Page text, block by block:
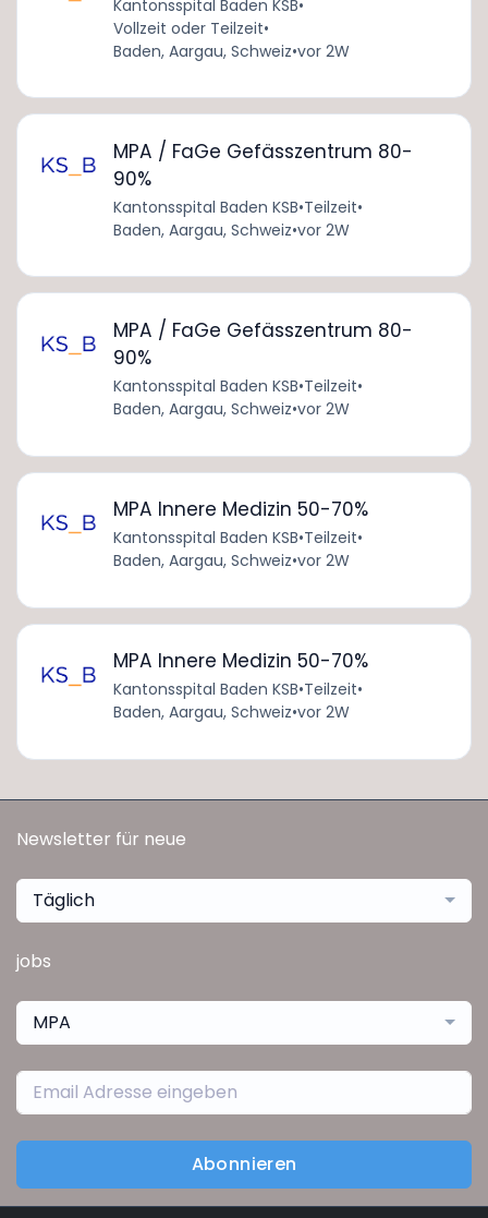
Kantonsspital Baden KSB•
Vollzeit oder Teilzeit•
Baden, Aargau, Schweiz•vor 2W
MPA / FaGe Gefässzentrum 80-
90%
Kantonsspital Baden KSB•Teilzeit•
Baden, Aargau, Schweiz•vor 2W
MPA / FaGe Gefässzentrum 80-
90%
Kantonsspital Baden KSB•Teilzeit•
Baden, Aargau, Schweiz•vor 2W
MPA Innere Medizin 50-70%
Kantonsspital Baden KSB•Teilzeit•
Baden, Aargau, Schweiz•vor 2W
MPA Innere Medizin 50-70%
Kantonsspital Baden KSB•Teilzeit•
Baden, Aargau, Schweiz•vor 2W
Newsletter für neue
Täglich
jobs
MPA
Abonnieren